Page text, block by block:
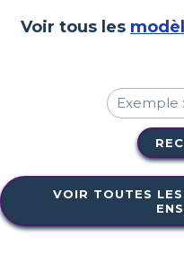
Voir tous les
VOIR TOUTES